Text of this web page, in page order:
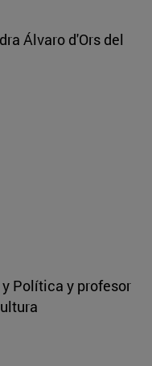
Álvaro d'Ors del
Política y profesor